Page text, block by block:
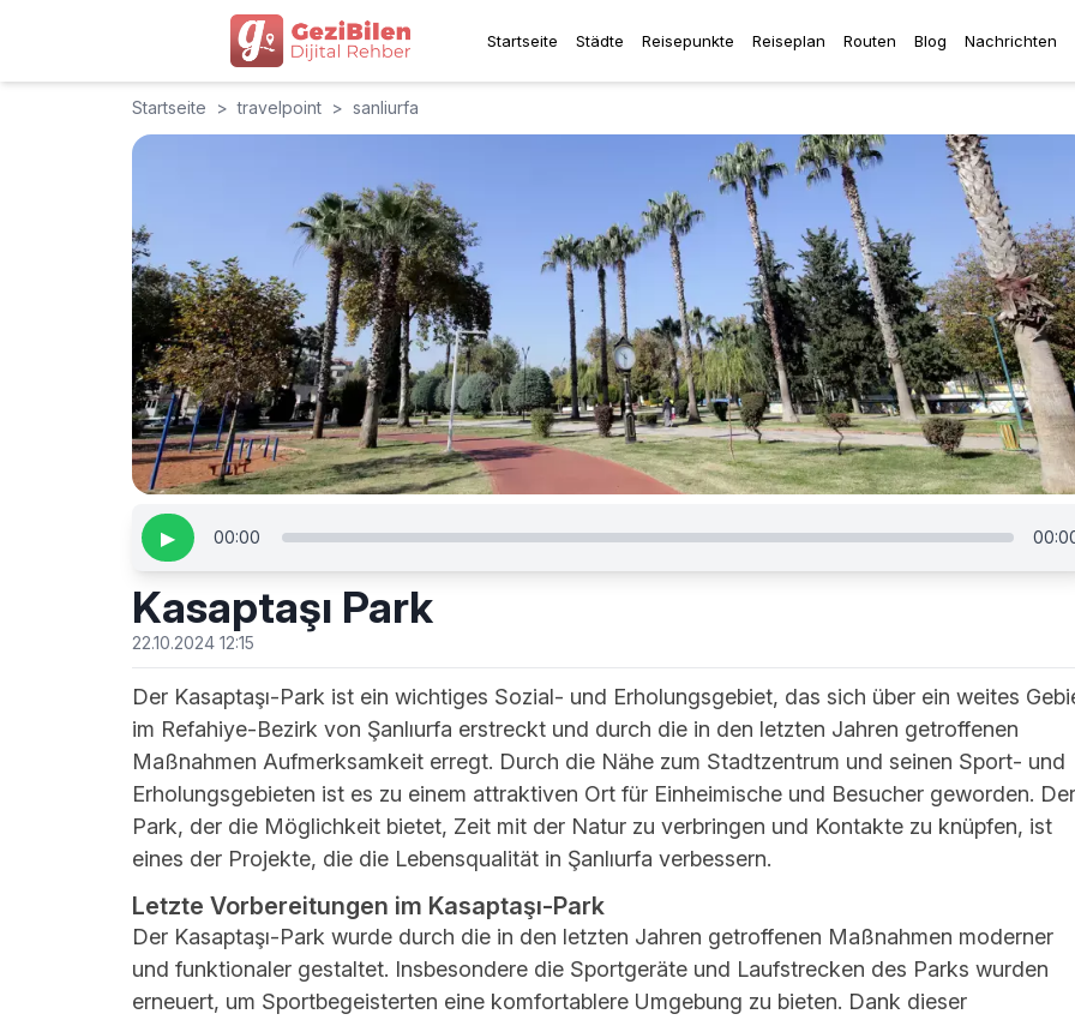
Startseite Städte Reisepunkte Reiseplan Routen Blog Nachrichten
Startseite > travelpoint > sanliurfa
▶ 00:00
Kasaptaşı Park
22.10.2024 12:15
Der Kasaptaşı-Park ist ein wichtiges Sozial- und Erholungsgebiet, das sich über ein weites
im Refahiye-Bezirk von Şanlıurfa erstreckt und durch die in den letzten Jahren getroffenen
Maßnahmen Aufmerksamkeit erregt. Durch die Nähe zum Stadtzentrum und seinen Sport- und
Erholungsgebieten ist es zu einem attraktiven Ort für Einheimische und Besucher geworden. Der
Park, der die Möglichkeit bietet, Zeit mit der Natur zu verbringen und Kontakte zu knüpfen, ist
eines der Projekte, die die Lebensqualität in Şanlıurfa verbessern.
Letzte Vorbereitungen im Kasaptaşı-Park
Der Kasaptaşı-Park wurde durch die in den letzten Jahren getroffenen Maßnahmen moderner
und funktionaler gestaltet. Insbesondere die Sportgeräte und Laufstrecken des Parks wurden
erneuert, um Sportbegeisterten eine komfortablere Umgebung zu bieten. Dank dieser